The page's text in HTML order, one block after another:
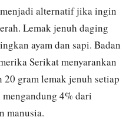
alternatif jika ingin
Lemak jenuh daging
ayam dan sapi. Badan
Serikat menyarankan
20 gram lemak jenuh setiap
4% dari
manusia.